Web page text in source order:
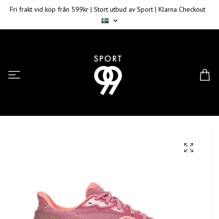
Fri frakt vid köp från 599kr | Stort utbud av Sport | Klarna Checkout